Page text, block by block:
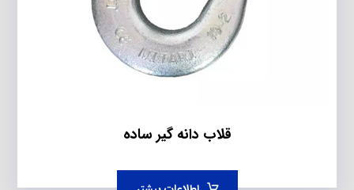
قلاب دانه گیر ساده